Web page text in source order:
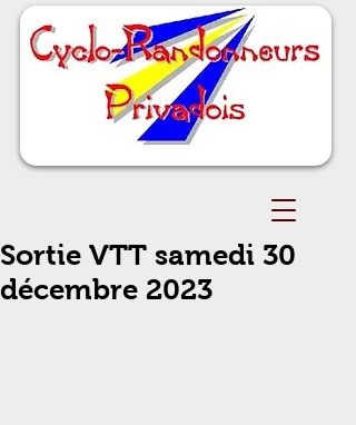
Sortie VTT samedi 30
décembre 2023